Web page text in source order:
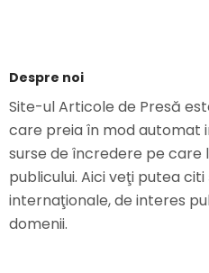
Despre noi
Site-ul Articole de Presă
care preia în mod automat
surse de încredere pe care
publicului. Aici veţi putea
internaţionale, de interes
domenii.